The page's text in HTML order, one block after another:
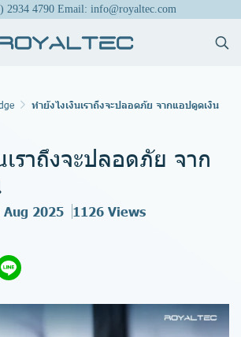
2934 4790 Email: info@royaltec.com
ทำยังไงเงินเราถึงจะปลอดภัย จากแอปดูดเงิน
เราถึงจะปลอดภัย จาก
2025 1126 Views